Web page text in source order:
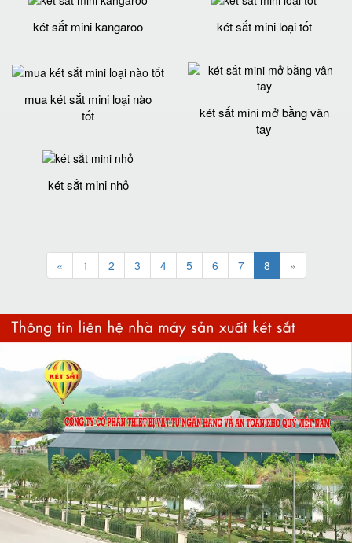
két sắt mini kangaroo két sắt mini loại tốt
mua két sắt mini loại nào
tốt
két sắt mini mở bằng vân
tay
két sắt mini nhỏ
« 1 2 3 4 5 6 7 8 »